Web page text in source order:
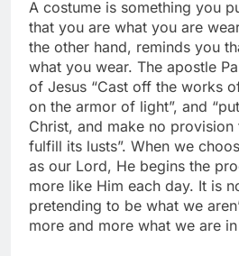
A costume is something you
that you are what you are
the other hand, reminds you
what you wear. The apostle
of Jesus “Cast off the works
on the armor of light”, and
Christ, and make no
fulfill its lusts”. When we
as our Lord, He begins the
more like Him each day. It is
pretending to be what we
more and more what we are